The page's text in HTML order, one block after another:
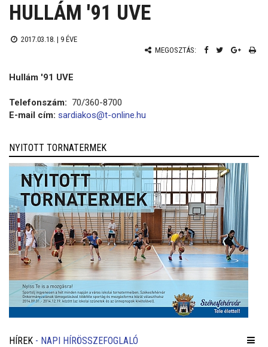
HULLÁM '91 UVE
2017.03.18. | 9 ÉVE
MEGOSZTÁS:
Hullám '91 UVE
Telefonszám: 70/360-8700
E-mail cím: sardiakos@t-online.hu
NYITOTT TORNATERMEK
HÍREK - NAPI HÍRÖSSZEFOGLALÓ